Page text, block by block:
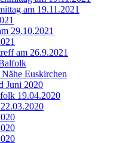
am 19.11.2021
29.10.2021
am 26.9.2021
Euskirchen
Juni 2020
19.04.2020